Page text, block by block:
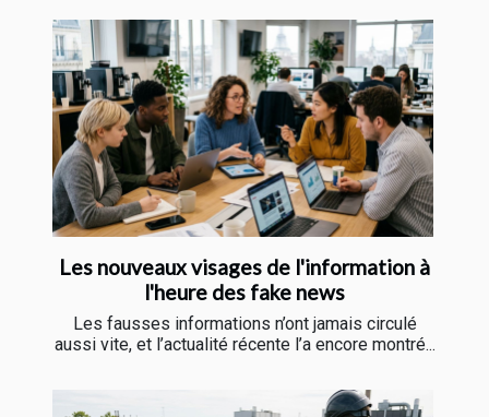
Les nouveaux visages de l'information à
l'heure des fake news
Les fausses informations n’ont jamais circulé
aussi vite, et l’actualité récente l’a encore montré...